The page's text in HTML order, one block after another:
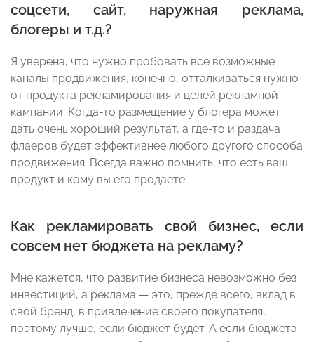
соцсети, сайт, наружная реклама,
блогеры и т.д.?
Я уверена, что нужно пробовать все возможные
каналы продвижения, конечно, отталкиваться нужно
от продукта рекламирования и целей рекламной
кампании. Когда-то размещение у блогера может
дать очень хороший результат, а где-то и раздача
флаеров будет эффективнее любого другого способа
продвижения. Всегда важно помнить, что есть ваш
продукт и кому вы его продаете.
Как рекламировать свой бизнес, если
совсем нет бюджета на рекламу?
Мне кажется, что развитие бизнеса невозможно без
инвестиций, а реклама — это, прежде всего, вклад в
свой бренд, в привлечение своего покупателя,
поэтому лучше, если бюджет будет. А если бюджета